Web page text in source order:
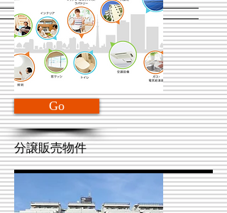
Go
分譲販売物件